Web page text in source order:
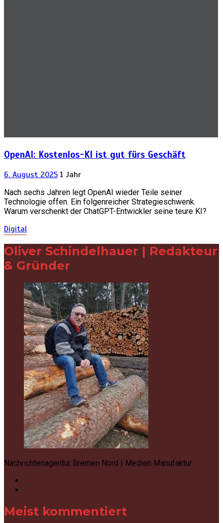
OpenAI: Kostenlos-KI ist gut fürs Geschäft
6. August 2025 1 Jahr
Nach sechs Jahren legt OpenAI wieder Teile seiner
Technologie offen. Ein folgenreicher Strategieschwenk.
Warum verschenkt der ChatGPT-Entwickler seine teure KI?
Digital
Oliver Schindelhauer | Redakteur
& Gründer
Nachrichtenagentur Bremen Nord | Medien Manufaktur
Meist kommentiert